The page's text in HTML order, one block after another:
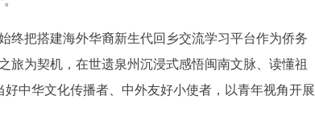
终把搭建海外华裔新生代回乡交流学习平台作为侨务
旅为契机，在世遗泉州沉浸式感悟闽南文脉、读懂祖
中华文化传播者、中外友好小使者，以青年视角开展